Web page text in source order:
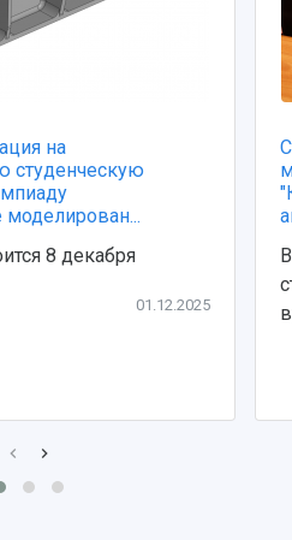
на
студенческую
моделирован...
8 декабря
01.12.2025